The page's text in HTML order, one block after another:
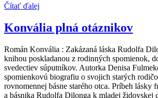
Čítať ďalej
Konvália plná otáznikov
Román Konvália : Zakázaná láska Rudolfa
knihou poskladanou z rodinných spomienok,
svedectiev súputníkov. Autorka Denisa
spomienkovú biografiu o svojich starých
rovnomennej básne starého otca. Príbeh lásky
a básnika Rudolfa Dilonga k mladej židovskej